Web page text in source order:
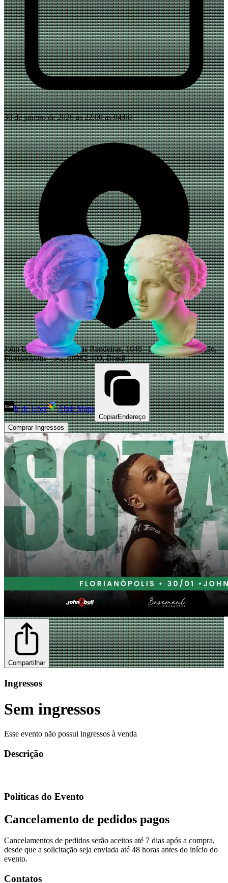
30 de janeiro de 2026 às 22:00 às 04:00
John Bull Floripa, Av. das Rendeiras, 1046 - Lagoa da Conceição,
Florianópolis - SC, 88062-400, Brasil
Ir de Uber Abrir Maps
CopiarEndereço
Comprar Ingressos
Compartilhar
Ingressos
Sem ingressos
Esse evento não possui ingressos à venda
Descrição
Políticas do Evento
Cancelamento de pedidos pagos
Cancelamentos de pedidos serão aceitos até 7 dias após a compra,
desde que a solicitação seja enviada até 48 horas antes do início do
evento.
Contatos